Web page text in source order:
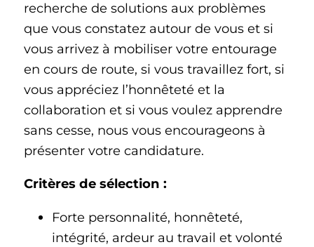
recherche de solutions aux problèmes
que vous constatez autour de vous et si
vous arrivez à mobiliser votre entourage
en cours de route, si vous travaillez fort, si
vous appréciez l’honnêteté et la
collaboration et si vous voulez apprendre
sans cesse, nous vous encourageons à
présenter votre candidature.
Critères de sélection :
Forte personnalité, honnêteté,
intégrité, ardeur au travail et volonté